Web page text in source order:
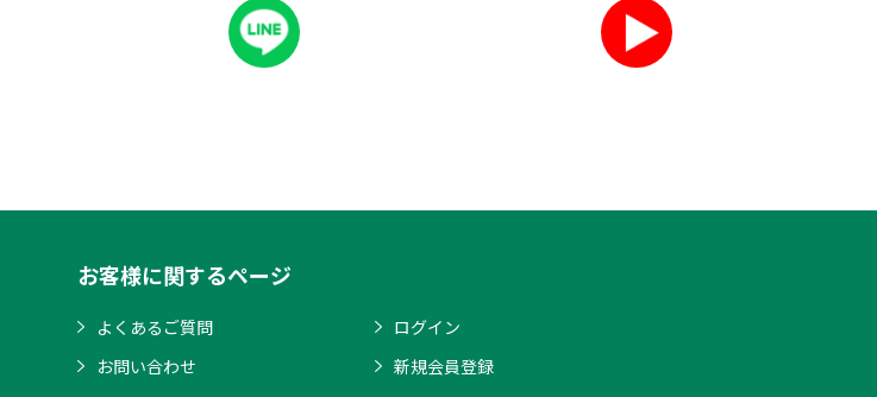
お客様に関するページ
よくあるご質問
お問い合わせ
ログイン
新規会員登録